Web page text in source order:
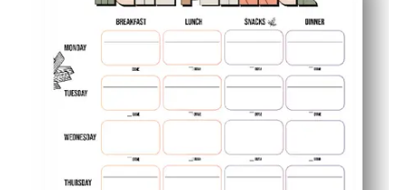
Planifique las porciones y las sobras para reducir el
Involucre a los niños o estudiantes en la elección de